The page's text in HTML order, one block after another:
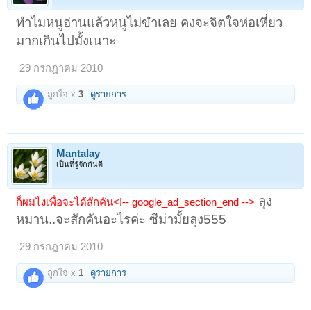
ทำไมหนูอ่านแล้วหนูไม่ขำเลย คงจะจิตใจห่อเหี่ยว
มากเกินไปมั้งเนาะ
29 กรกฎาคม 2010
ถูกใจ x3 ดูรายการ
Mantalay
เป็นที่รู้จักกันดี
ก็ผมไงเพื่อจะได้สักคัน<!-- google_ad_section_end --> ลุง
หมาน..จะสักคันอะไรค่ะ ซีม่ามั้ยลุง555
29 กรกฎาคม 2010
ถูกใจ x1 ดูรายการ